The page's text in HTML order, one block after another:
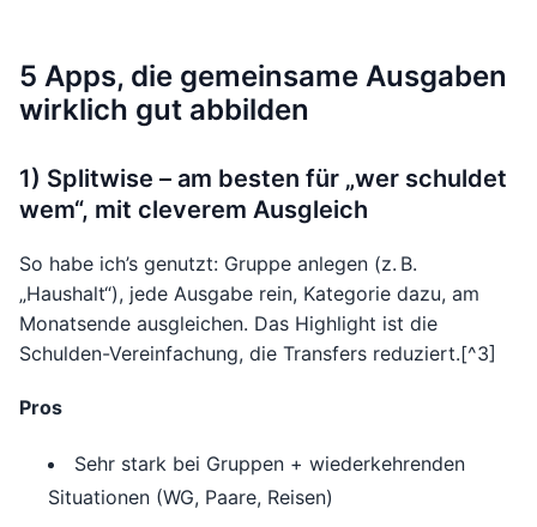
5 Apps, die gemeinsame Ausgaben
wirklich gut abbilden
1) Splitwise – am besten für „wer schuldet
wem“, mit cleverem Ausgleich
So habe ich’s genutzt: Gruppe anlegen (z. B.
„Haushalt“), jede Ausgabe rein, Kategorie dazu, am
Monatsende ausgleichen. Das Highlight ist die
Schulden-Vereinfachung, die Transfers reduziert.[^3]
Pros
Sehr stark bei Gruppen + wiederkehrenden
Situationen (WG, Paare, Reisen)